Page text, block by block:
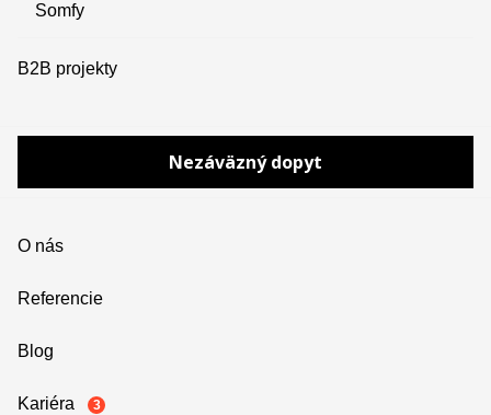
Somfy
B2B projekty
Nezáväzný dopyt
O nás
Referencie
Blog
Kariéra 3